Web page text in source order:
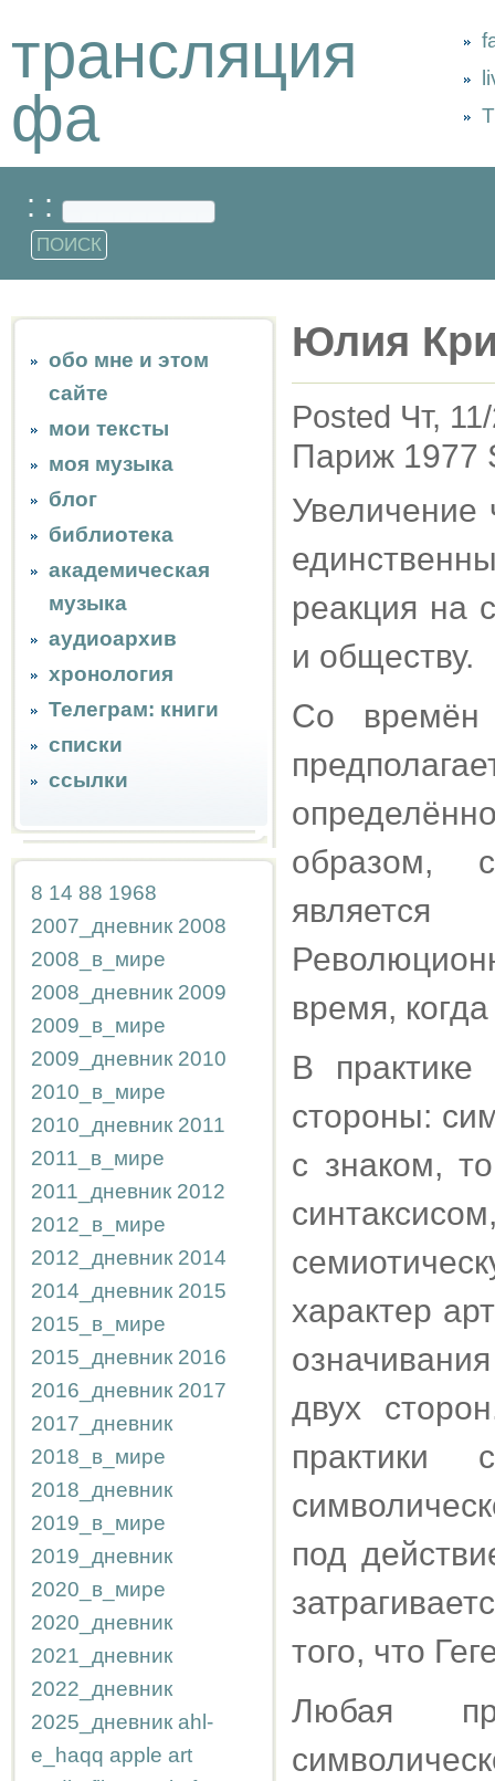
трансляция
фа
: :
обо мне и этом
сайте
мои тексты
моя музыка
блог
библиотека
академическая
музыка
аудиоархив
хронология
Телеграм: книги
списки
ссылки
8 14 88 1968
2007_дневник 2008
2008_в_мире
2008_дневник 2009
2009_в_мире
2009_дневник 2010
2010_в_мире
2010_дневник 2011
2011_в_мире
2011_дневник 2012
2012_в_мире
2012_дневник 2014
2014_дневник 2015
2015_в_мире
2015_дневник 2016
2016_дневник 2017
2017_дневник
2018_в_мире
2018_дневник
2019_в_мире
2019_дневник
2020_в_мире
2020_дневник
2021_дневник
2022_дневник
2025_дневник ahl-
e_haqq apple art
Юлия
Posted Чт,
Париж 1977
Увеличение
реакция на
и обществу.
Со времён
образом,
время,
В
стороны:
с знаком,
характер
двух
практики
под
того, что
Любая